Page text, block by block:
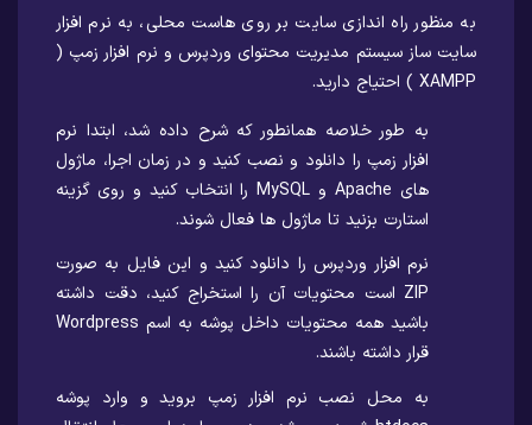
به منظور راه اندازی سایت بر روی هاست محلی، به نرم افزار
سایت ساز سیستم مدیریت محتوای وردپرس و نرم افزار زمپ (
XAMPP ) احتیاج دارید.
به طور خلاصه همانطور که شرح داده شد، ابتدا نرم
افزار زمپ را دانلود و نصب کنید و در زمان اجرا، ماژول
های Apache و MySQL را انتخاب کنید و روی گزینه
استارت بزنید تا ماژول ها فعال شوند.
نرم افزار وردپرس را دانلود کنید و این فایل به صورت
ZIP است محتویات آن را استخراج کنید، دقت داشته
باشید همه محتویات داخل پوشه به اسم Wordpress
قرار داشته باشند.
به محل نصب نرم افزار زمپ بروید و وارد پوشه